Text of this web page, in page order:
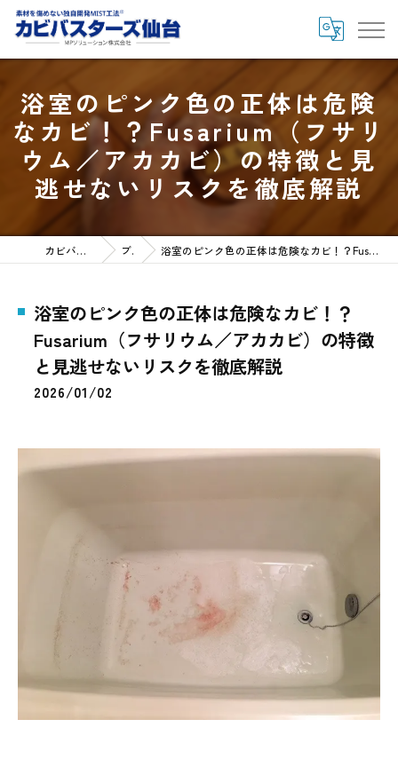
浴室のピンク色の正体は危険
なカビ！？Fusarium（フサリ
ウム／アカカビ）の特徴と見
逃せないリスクを徹底解説
カビバスターズ仙台HOME ブログ 浴室のピンク色の正体は危険なカビ！？Fusarium（フサリウム／アカカビ）の特徴と見逃せないリスクを徹底解説
浴室のピンク色の正体は危険なカビ！？
Fusarium（フサリウム／アカカビ）の特徴
と見逃せないリスクを徹底解説
2026/01/02